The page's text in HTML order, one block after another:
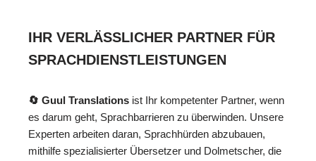
IHR VERLÄSSLICHER PARTNER FÜR
SPRACHDIENSTLEISTUNGEN
🔄 Guul Translations ist Ihr kompetenter Partner, wenn
es darum geht, Sprachbarrieren zu überwinden. Unsere
Experten arbeiten daran, Sprachhürden abzubauen,
mithilfe spezialisierter Übersetzer und Dolmetscher, die